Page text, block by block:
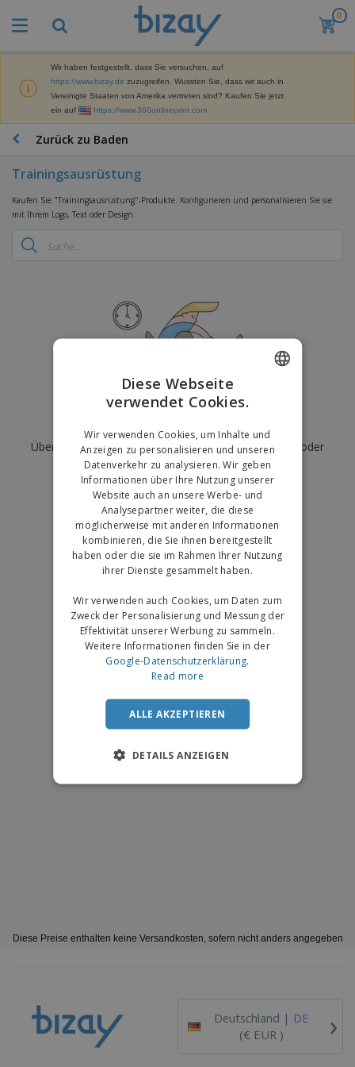
0
Wir haben festgestellt, dass Sie versuchen, auf
https://www.bizay.de zuzugreifen. Wussten Sie, dass wir auch in
Vereinigte Staaten von Amerika vertreten sind? Kaufen Sie jetzt
ein auf
https://www.360onlineprint.com
Zurück zu Baden
Trainingsausrüstung
Kaufen Sie "Trainingsausrüstung"-Produkte. Konfigurieren und personalisieren Sie sie
mit Ihrem Logo, Text oder Design.
Wir haben derzeit keine Ergebnisse für
Überprüfen Sie, ob Sie es richtig geschrieben haben, oder
suchen Sie nach einem anderen Begriff.
saubere Suche ×
Diese Preise enthalten keine Versandkosten, sofern nicht anders angegeben
Deutschland | DE
(€ EUR )
›
ENGLISH
Diese Webseite
verwendet Cookies.
Wir verwenden Cookies, um Inhalte und
Anzeigen zu personalisieren und unseren
Datenverkehr zu analysieren. Wir geben
Informationen über Ihre Nutzung unserer
Website auch an unsere Werbe- und
Analysepartner weiter, die diese
möglicherweise mit anderen Informationen
kombinieren, die Sie ihnen bereitgestellt
haben oder die sie im Rahmen Ihrer Nutzung
ihrer Dienste gesammelt haben.
Wir verwenden auch Cookies, um Daten zum
Zweck der Personalisierung und Messung der
Effektivität unserer Werbung zu sammeln.
Weitere Informationen finden Sie in der
Google-Datenschutzerklärung.
Read more
ALLE AKZEPTIEREN
DETAILS ANZEIGEN